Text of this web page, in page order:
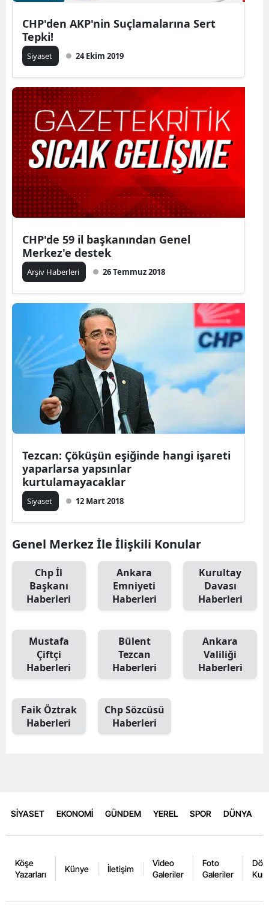
CHP'den AKP'nin Suçlamalarına Sert
Tepki!
Siyaset 24 Ekim 2019
CHP'de 59 il başkanından Genel
Merkez'e destek
Arşiv Haberleri 26 Temmuz 2018
Tezcan: Çöküşün eşiğinde hangi işareti
yaparlarsa yapsınlar
kurtulamayacaklar
Siyaset 12 Mart 2018
Genel Merkez İle İlişkili Konular
Chp İl
Başkanı
Haberleri
Ankara
Emniyeti
Haberleri
Kurultay
Davası
Haberleri
Mustafa
Çiftçi
Haberleri
Bülent
Tezcan
Haberleri
Ankara
Valiliği
Haberleri
Faik Öztrak
Haberleri
Chp Sözcüsü
Haberleri
SİYASET EKONOMİ GÜNDEM YEREL SPOR DÜNYA
Köşe
Yazarları
Künye İletişim
Video
Galeriler
Foto
Galeriler